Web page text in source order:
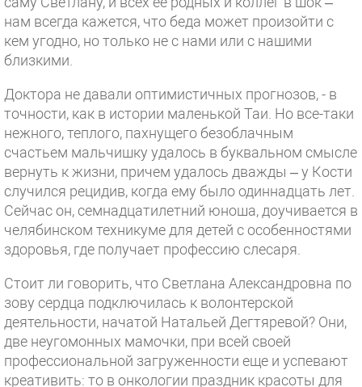
нам всегда кажется, что беда может произойти с
кем угодно, но только не с нами или с нашими
близкими.
Доктора не давали оптимистичных прогнозов, - в
точности, как в истории маленькой Таи. Но все-таки
нежного, теплого, пахнущего безоблачным
счастьем мальчишку удалось в буквальном смысле
вернуть к жизни, причем удалось дважды – у Кости
случился рецидив, когда ему было одиннадцать лет.
Сейчас он, семнадцатилетний юноша, доучивается в
челябинском техникуме для детей с особенностями
здоровья, где получает профессию слесаря.
Стоит ли говорить, что Светлана Александровна по
зову сердца подключилась к волонтерской
деятельности, начатой Натальей Дегтяревой? Они,
две неугомонных мамочки, при всей своей
профессиональной загруженности еще и успевают
креативить: то в онкологии праздник красоты для